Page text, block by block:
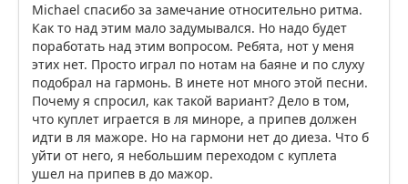
Michael спасибо за замечание относительно ритма.
Как то над этим мало задумывался. Но надо будет
поработать над этим вопросом. Ребята, нот у меня
этих нет. Просто играл по нотам на баяне и по слуху
подобрал на гармонь. В инете нот много этой песни.
Почему я спросил, как такой вариант? Дело в том,
что куплет играется в ля миноре, а припев должен
идти в ля мажоре. Но на гармони нет до диеза. Что б
уйти от него, я небольшим переходом с куплета
ушел на припев в до мажор.